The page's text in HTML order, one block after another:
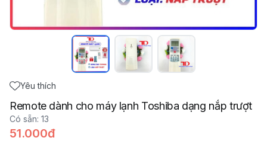
Yêu thích
Remote dành cho máy lạnh Toshiba dạng nắp trượt
Có sẵn: 13
51.000đ